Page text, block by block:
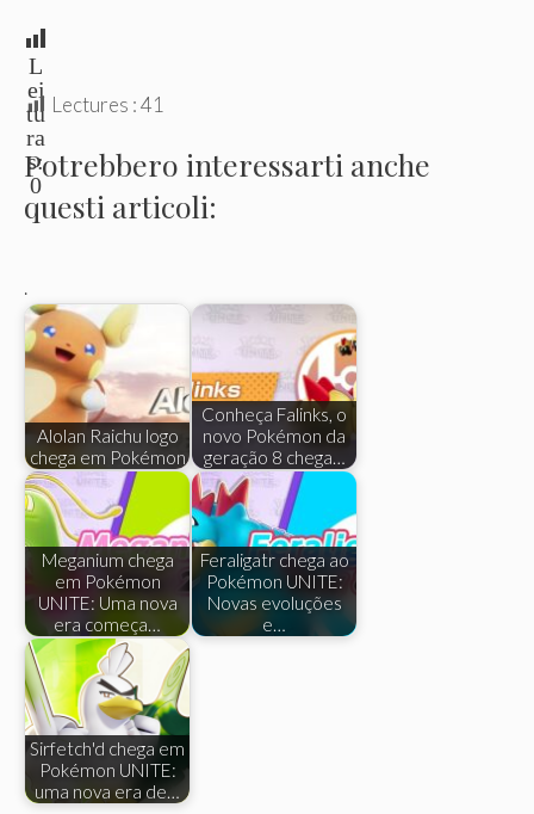
L
ei
tu
ra
s:
0
Lectures :41
Potrebbero interessarti anche
questi articoli:
.
Alolan Raichu logo
chega em Pokémon
Conheça Falinks, o
novo Pokémon da
geração 8 chega…
Meganium chega
em Pokémon
UNITE: Uma nova
era começa…
Feraligatr chega ao
Pokémon UNITE:
Novas evoluções
e…
Sirfetch'd chega em
Pokémon UNITE:
uma nova era de…